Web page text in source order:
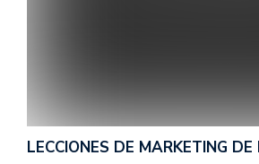
LECCIONES DE MARKETING